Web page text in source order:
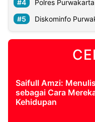
Polres Purwakarta
Diskominfo
Saifull Amzi:
sebagai Cara
Kehidupan